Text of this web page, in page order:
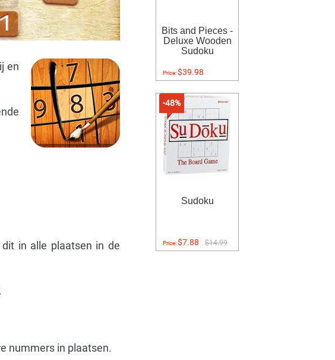
en
in alle plaatsen in de
nummers in plaatsen.
Bits and Pieces -
Deluxe Wooden
Sudoku
Price:$39.98
-48%
Sudoku
Price:$7.88 $14.99